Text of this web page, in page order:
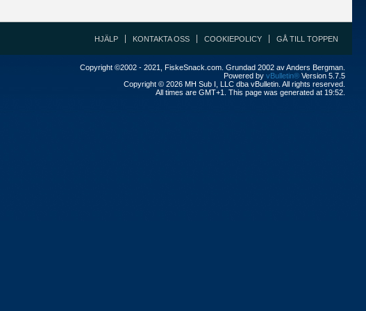
HJÄLP KONTAKTA OSS COOKIEPOLICY GÅ TILL TOPPEN
Copyright ©2002 - 2021, FiskeSnack.com. Grundad 2002 av Anders Bergman.
Powered by vBulletin® Version 5.7.5
Copyright © 2026 MH Sub I, LLC dba vBulletin. All rights reserved.
All times are GMT+1. This page was generated at 19:52.